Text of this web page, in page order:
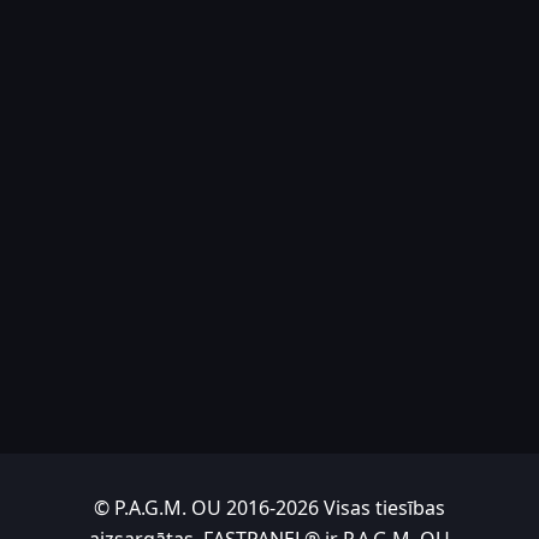
© P.A.G.M. OU 2016-2026 Visas tiesības